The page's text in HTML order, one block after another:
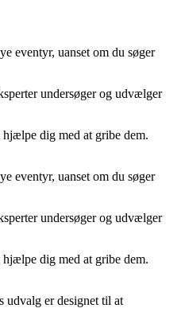
eventyr, uanset om du søger
undersøger og udvælger
dig med at gribe dem.
eventyr, uanset om du søger
undersøger og udvælger
dig med at gribe dem.
udvalg er designet til at